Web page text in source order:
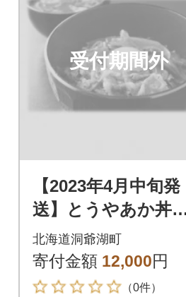
受付期間外
【2023年4月中旬発
送】とうやあか丼
具 100g×2袋入り
箱
北海道洞爺湖町
寄付金額 12,000円
（0件）